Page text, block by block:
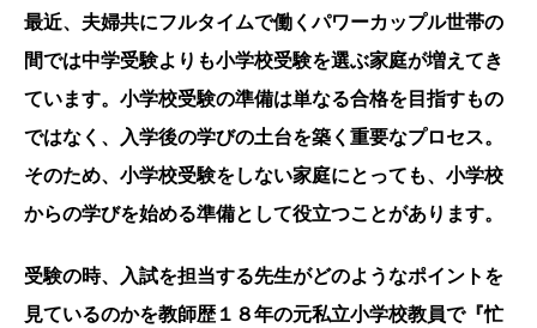
最近、夫婦共にフルタイムで働くパワーカップル世帯の
間では中学受験よりも小学校受験を選ぶ家庭が増えてき
ています。小学校受験の準備は単なる合格を目指すもの
ではなく、入学後の学びの土台を築く重要なプロセス。
そのため、小学校受験をしない家庭にとっても、小学校
からの学びを始める準備として役立つことがあります。
受験の時、入試を担当する先生がどのようなポイントを
見ているのかを教師歴１８年の元私立小学校教員で『忙